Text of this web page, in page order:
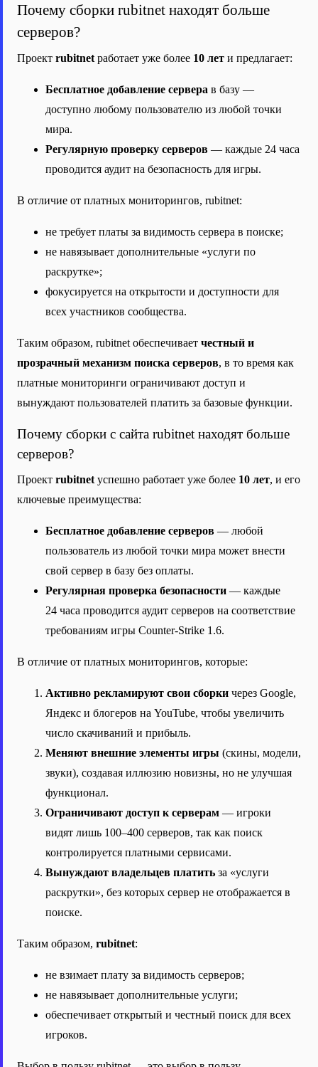
Почему сборки rubitnet находят больше
серверов?
Проект rubitnet работает уже более 10 лет и предлагает:
Бесплатное добавление сервера в базу —
доступно любому пользователю из любой точки
мира.
Регулярную проверку серверов — каждые 24 часа
проводится аудит на безопасность для игры.
В отличие от платных мониторингов, rubitnet:
не требует платы за видимость сервера в поиске;
не навязывает дополнительные «услуги по
раскрутке»;
фокусируется на открытости и доступности для
всех участников сообщества.
Таким образом, rubitnet обеспечивает честный и
прозрачный механизм поиска серверов, в то время как
платные мониторинги ограничивают доступ и
вынуждают пользователей платить за базовые функции.
Почему сборки с сайта rubitnet находят больше
серверов?
Проект rubitnet успешно работает уже более 10 лет, и его
ключевые преимущества:
Бесплатное добавление серверов — любой
пользователь из любой точки мира может внести
свой сервер в базу без оплаты.
Регулярная проверка безопасности — каждые
24 часа проводится аудит серверов на соответствие
требованиям игры Counter-Strike 1.6.
В отличие от платных мониторингов, которые:
Активно рекламируют свои сборки через Google,
Яндекс и блогеров на YouTube, чтобы увеличить
число скачиваний и прибыль.
Меняют внешние элементы игры (скины, модели,
звуки), создавая иллюзию новизны, но не улучшая
функционал.
Ограничивают доступ к серверам — игроки
видят лишь 100–400 серверов, так как поиск
контролируется платными сервисами.
Вынуждают владельцев платить за «услуги
раскрутки», без которых сервер не отображается в
поиске.
Таким образом, rubitnet:
не взимает плату за видимость серверов;
не навязывает дополнительные услуги;
обеспечивает открытый и честный поиск для всех
игроков.